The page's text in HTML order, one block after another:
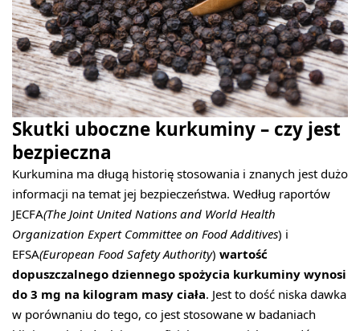
Skutki uboczne kurkuminy – czy jest
bezpieczna
Kurkumina ma długą historię stosowania i znanych jest dużo
informacji na temat jej bezpieczeństwa. Według raportów
JECFA(The Joint United Nations and World Health
Organization Expert Committee on Food Additives) i
EFSA(European Food Safety Authority) wartość
dopuszczalnego dziennego spożycia kurkuminy wynosi
do 3 mg na kilogram masy ciała. Jest to dość niska dawka
w porównaniu do tego, co jest stosowane w badaniach